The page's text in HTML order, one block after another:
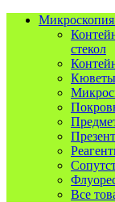
Микроскопия
стекол
Кюветы
Все